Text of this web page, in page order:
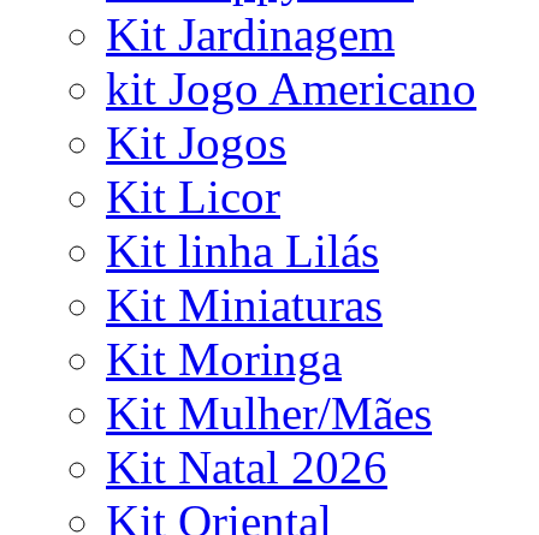
Kit Jardinagem
kit Jogo Americano
Kit Jogos
Kit Licor
Kit linha Lilás
Kit Miniaturas
Kit Moringa
Kit Mulher/Mães
Kit Natal 2026
Kit Oriental